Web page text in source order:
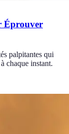
Éprouver
palpitantes qui
chaque instant.